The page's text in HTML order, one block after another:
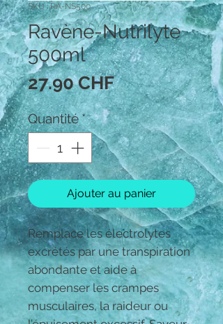
SKU : RA-NS500
Ravène-Nutrilyte
500ml
27.90 CHFPrix
Quantité *
Ajouter au panier
Remplace les électrolytes
excrétés par une transpiration
abondante et aide à
compenser les crampes
musculaires, la raideur ou